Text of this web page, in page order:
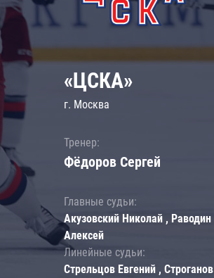
«ЦСКА»
г. Москва
Тренер:
Фёдоров Сергей
Главные судьи:
Акузовский Николай , Раводин
Алексей
Линейные судьи:
Стрельцов Евгений , Строганов